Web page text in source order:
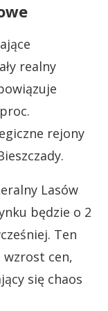
realny
rejony
Lasów
będzie o 2
Ten
wzrost cen,
się chaos